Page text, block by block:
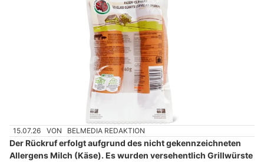
15.07.26 VON BELMEDIA REDAKTION
Der Rückruf erfolgt aufgrund des nicht gekennzeichneten
Allergens Milch (Käse). Es wurden versehentlich Grillwürste